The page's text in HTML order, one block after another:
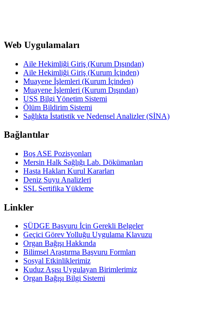
Web Uygulamaları
Aile Hekimliği Giriş (Kurum Dışından)
Aile Hekimliği Giriş (Kurum İçinden)
Muayene İşlemleri (Kurum İçinden)
Muayene İşlemleri (Kurum Dışından)
USS Bilgi Yönetim Sistemi
Ölüm Bildirim Sistemi
Sağlıkta İstatistik ve Nedensel Analizler (SİNA)
Bağlantılar
Boş ASE Pozisyonları
Mersin Halk Sağlığı Lab. Dökümanları
Hasta Hakları Kurul Kararları
Deniz Suyu Analizleri
SSL Sertifika Yükleme
Linkler
SÜDGE Başvuru İçin Gerekli Belgeler
Geçici Görev Yolluğu Uygulama Klavuzu
Organ Bağışı Hakkında
Bilimsel Araştırma Başvuru Formları
Sosyal Etkinliklerimiz
Kuduz Aşısı Uygulayan Birimlerimiz
Organ Bağışı Bilgi Sistemi